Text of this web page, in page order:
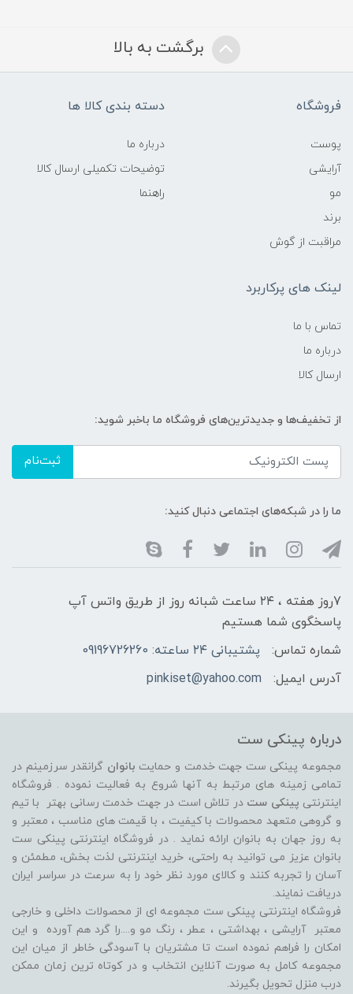
برگشت به بالا
فروشگاه
پوست
آرایشی
مو
برند
مراقبت از گوش
دسته بندی کالا ها
درباره ما
توضیحات تکمیلی ارسال کالا
راهنما
لینک های پرکاربرد
تماس با ما
درباره ما
ارسال کالا
از تخفیف‌ها و جدیدترین‌های فروشگاه ما باخبر شوید:
ثبت‌نام
ما را در شبکه‌های اجتماعی دنبال کنید:
7روز هفته ، ۲۴ ساعت شبانه‌ روز از طریق واتس آپ
پاسخگوی شما هستیم
شماره تماس:
پشتیبانی ۲۴ ساعته: 09196726260
آدرس ایمیل:
pinkiset@yahoo.com
درباره پینکی ست
مجموعه پینکی ست جهت خدمت و حمایت بانوان گرانقدر سرزمینم در
تمامی زمینه های مرتبط به آنها شروع به فعالیت نموده . فروشگاه
اینترنتی پینکی ست در تلاش است در جهت خدمت رسانی بهتر با تیم
و گروهی متعهد محصولات با کیفیت ، با قیمت های مناسب ، معتبر و
به روز جهان به بانوان ارائه نماید . در فروشگاه اینترنتی پینکی ست
بانوان عزیز می توانيد به راحتی، خرید اینترنتی لذت بخش، مطمئن و
آسان را تجربه کنند و کالای مورد نظر خود را به سرعت در سراسر ایران
دریافت نمایند.
فروشگاه اینترنتی پینکی ست مجموعه ای از محصولات داخلی و خارجی
معتبر آرایشی ، بهداشتی ، عطر ، رنگ مو و....را گرد هم آورده و اين
امکان را فراهم نموده است تا مشتريان با آسودگی خاطر از ميان اين
مجموعه کامل به صورت آنلاين انتخاب و در کوتاه ترين زمان ممکن
درب منزل تحویل بگیرند.